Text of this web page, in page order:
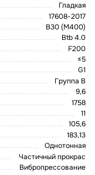
Гладкая
17608-2017
В30 (М400)
Btb 4.0
F200
≤5
G1
Группа В
9,6
1758
11
105,6
183,13
Однотонная
Частичный прокрас
Вибропрессование